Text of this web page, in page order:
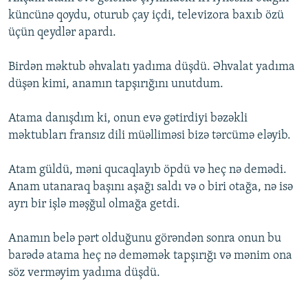
küncünə qoydu, oturub çay içdi, televizora baxıb özü
üçün qeydlər apardı.
Birdən məktub əhvalatı yadıma düşdü. Əhvalat yadıma
düşən kimi, anamın tapşırığını unutdum.
Atama danışdım ki, onun evə gətirdiyi bəzəkli
məktubları fransız dili müəlliməsi bizə tərcümə eləyib.
Atam güldü, məni qucaqlayıb öpdü və heç nə demədi.
Anam utanaraq başını aşağı saldı və o biri otağa, nə isə
ayrı bir işlə məşğul olmağa getdi.
Anamın belə pərt olduğunu görəndən sonra onun bu
barədə atama heç nə deməmək tapşırığı və mənim ona
söz verməyim yadıma düşdü.